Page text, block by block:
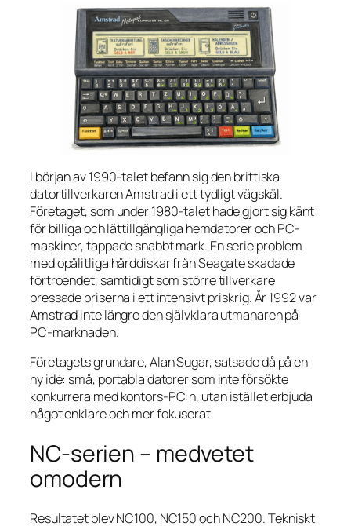
I början av 1990-talet befann sig den brittiska
datortillverkaren Amstrad i ett tydligt vägskäl.
Företaget, som under 1980-talet hade gjort sig känt
för billiga och lättillgängliga hemdatorer och PC-
maskiner, tappade snabbt mark. En serie problem
med opålitliga hårddiskar från Seagate skadade
förtroendet, samtidigt som större tillverkare
pressade priserna i ett intensivt priskrig. År 1992 var
Amstrad inte längre den självklara utmanaren på
PC-marknaden.
Företagets grundare, Alan Sugar, satsade då på en
ny idé: små, portabla datorer som inte försökte
konkurrera med kontors-PC:n, utan istället erbjuda
något enklare och mer fokuserat.
NC-serien – medvetet
omodern
Resultatet blev NC100, NC150 och NC200. Tekniskt